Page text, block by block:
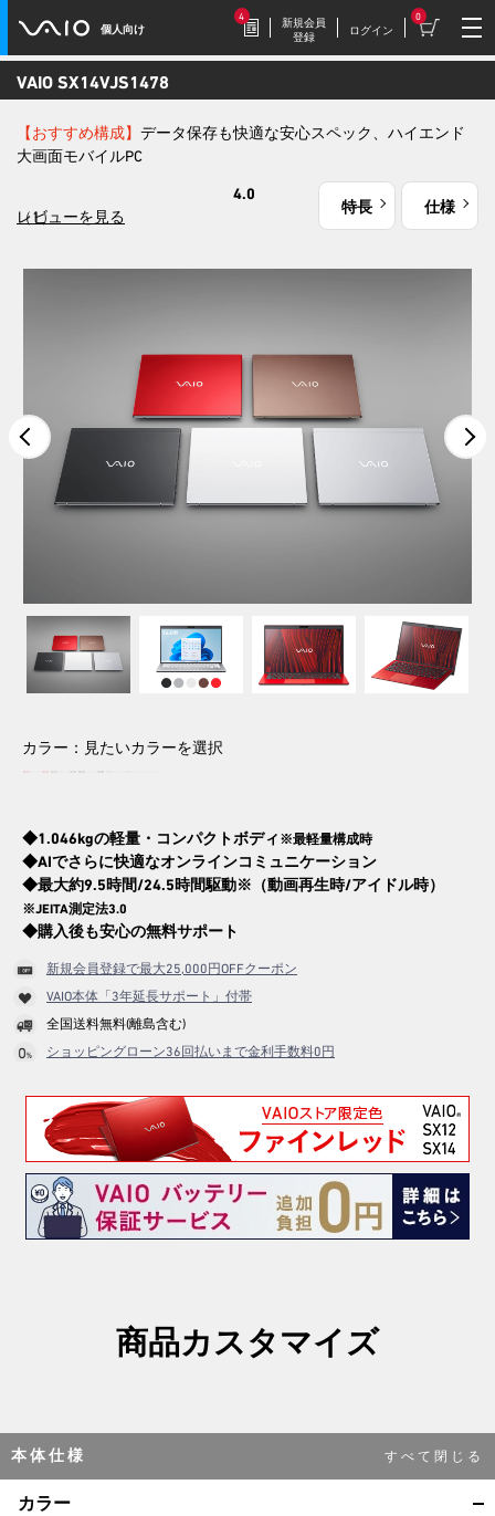
個人向け
4
豪華特典付き！
2026.7.9
が登場。
2026.7.9
毎週木曜更新！
今週だけの特別価格！VAIOストア WEEKLY
今だけさらにお得なOUTLET SALE！
※2026/8/31（月）午前9:59まで
新規会員
登録
ログイン
0
VAIO SX14VJS1478
【おすすめ構成】 データ保存も快適な安心スペック、ハイエンド
大画面モバイルPC
4.0
（1）
レビューを見る
特長 仕様
カラー： 見たいカラーを選択
◆1.046kgの軽量・コンパクトボディ ※最軽量構成時
◆AIでさらに快適なオンラインコミュニケーション
◆最大約9.5時間/24.5時間駆動※（動画再生時/アイドル時）
※JEITA測定法3.0
◆購入後も安心の無料サポート
新規会員登録で最大25,000円OFFクーポン
VAIO本体「3年延長サポート」付帯
全国送料無料(離島含む)
ショッピングローン36回払いまで金利手数料0円
商品カスタマイズ
本体仕様
カラー